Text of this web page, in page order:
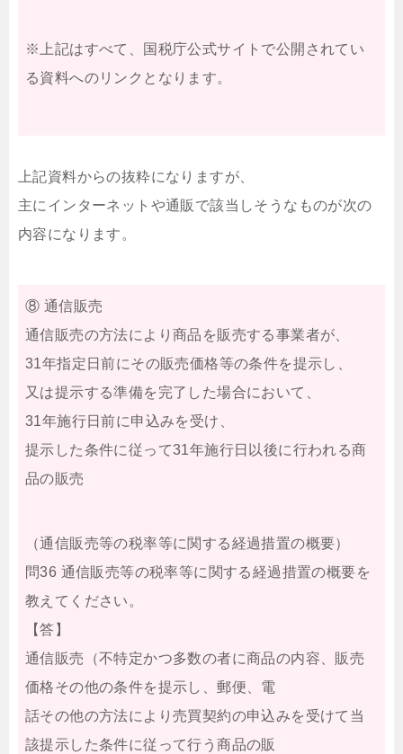
※上記はすべて、国税庁公式サイトで公開されてい
る資料へのリンクとなります。
上記資料からの抜粋になりますが、
主にインターネットや通販で該当しそうなものが次の
内容になります。
⑧ 通信販売
通信販売の方法により商品を販売する事業者が、
31年指定日前にその販売価格等の条件を提示し、
又は提示する準備を完了した場合において、
31年施行日前に申込みを受け、
提示した条件に従って31年施行日以後に行われる商
品の販売
（通信販売等の税率等に関する経過措置の概要）
問36 通信販売等の税率等に関する経過措置の概要を
教えてください。
【答】
通信販売（不特定かつ多数の者に商品の内容、販売
価格その他の条件を提示し、郵便、電
話その他の方法により売買契約の申込みを受けて当
該提示した条件に従って行う商品の販